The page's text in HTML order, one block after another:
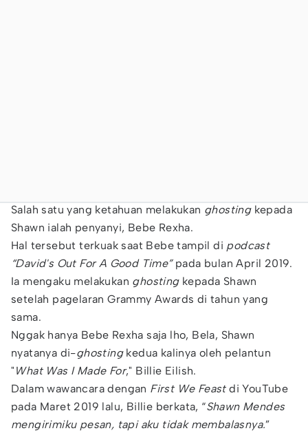
Salah satu yang ketahuan melakukan ghostingkepada
Shawn ialah penyanyi, Bebe Rexha.
Hal tersebut terkuak saat Bebe tampil di podcast
“David's Out For A Good Time”pada bulan April 2019.
Ia mengaku melakukan ghosting kepada Shawn
setelah pagelaran Grammy Awards di tahun yang
sama.
Nggak hanya Bebe Rexha saja lho, Bela, Shawn
nyatanya di-ghostingkedua kalinya oleh pelantun
" What Was I Made For," Billie Eilish.
Dalam wawancara dengan First We Feastdi YouTube
pada Maret 2019 lalu, Billie berkata, “Shawn Mendes
mengirimiku pesan, tapi aku tidak membalasnya.”